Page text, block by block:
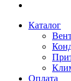
Каталог
Оплата